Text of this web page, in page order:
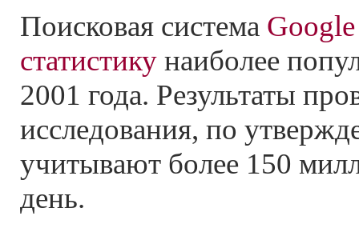
Поисковая система Google
статистику наиболее
2001 года. Результаты
исследования, по
учитывают более 150
день.